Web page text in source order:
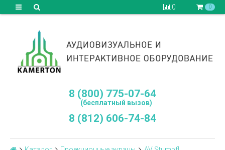
0 0
8 (800) 775-07-64
(бесплатный вызов)
8 (812) 606-74-84